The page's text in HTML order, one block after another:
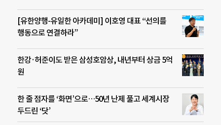
[유한양행-유일한 아카데미] 이호영 대표 “선의를
행동으로 연결하라”
한강·허준이도 받은 삼성호암상, 내년부터 상금 5억
원
한 줄 점자를 ‘화면’으로…50년 난제 풀고 세계시장
두드린 ‘닷’